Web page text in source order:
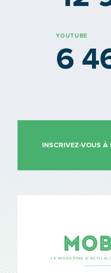
YOUTUBE
6
INSCRIVEZ-VOUS À
LE MAGAZINE